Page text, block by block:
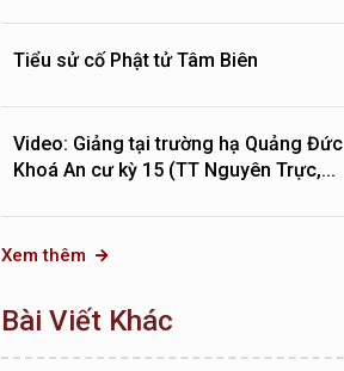
Tiểu sử cố Phật tử Tâm Biên
Video: Giảng tại trường hạ Quảng Đức
Khoá An cư kỳ 15 (TT Nguyên Trực,...
Xem thêm
Bài Viết Khác